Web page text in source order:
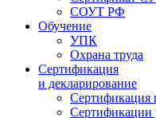
СОУТ РФ
Обучение
УПК
Охрана труда
Сертификация
и декларирование
Сертификация
Сертификации